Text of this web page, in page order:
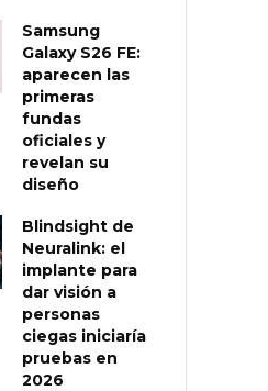
Samsung
Galaxy S26 FE:
aparecen las
primeras
fundas
oficiales y
revelan su
diseño
Blindsight de
Neuralink: el
implante para
dar visión a
personas
ciegas iniciaría
pruebas en
2026